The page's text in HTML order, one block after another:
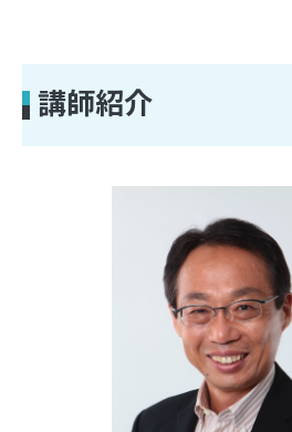
講師紹介